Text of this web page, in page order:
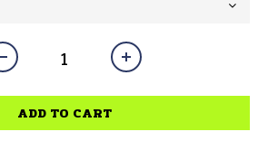
ADD TO CART